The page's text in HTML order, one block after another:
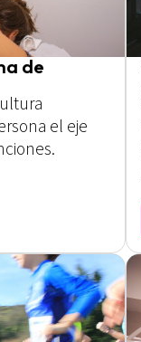
de
el eje